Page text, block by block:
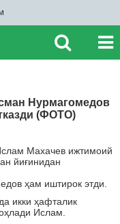
Нурмагомедов
(ФОТО)
Махачев ижтимоий
йиғинидан
ҳам иштирок этди.
икки ҳафталик
Ислам.